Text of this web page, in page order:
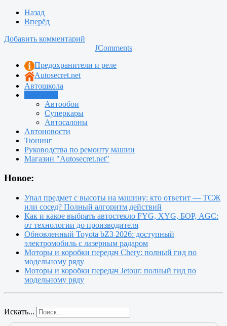
Назад
Вперёд
Добавить комментарий
JComments
Предохранители и реле
Autosecret.net
Автошкола
Автообои
Суперкары
Автосалоны
Автоновости
Тюнинг
Руководства по ремонту машин
Магазин "Autosecret.net"
Новое:
Упал предмет с высоты на машину: кто ответит — ТСЖ
или сосед? Полный алгоритм действий
Как и какое выбрать автостекло FYG, XYG, БОР, AGC:
от технологии до производителя
Обновленный Toyota bZ3 2026: доступный
электромобиль с лазерным радаром
Моторы и коробки передач Chery: полный гид по
модельному ряду
Моторы и коробки передач Jetour: полный гид по
модельному ряду
Искать...